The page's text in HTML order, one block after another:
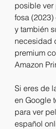
posible ver
fosa
y también
necesidad
premium
Amazon
Si eres de
en Google
para ver
español